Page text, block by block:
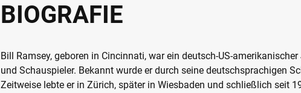
BIOGRAFIE
Bill Ramsey, geboren in Cincinnati, war ein deutsch-US-
und Schauspieler. Bekannt wurde er durch seine deutschsprachigen
Zeitweise lebte er in Zürich, später in Wiesbaden und schließlich seit